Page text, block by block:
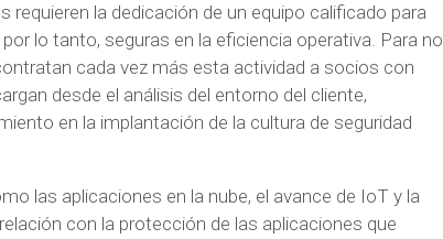
la dedicación de un equipo calificado para
lo tanto, seguras en la eficiencia operativa. Para no
cada vez más esta actividad a socios con
desde el análisis del entorno del cliente,
en la implantación de la cultura de seguridad
las aplicaciones en la nube, el avance de IoT y la
con la protección de las aplicaciones que